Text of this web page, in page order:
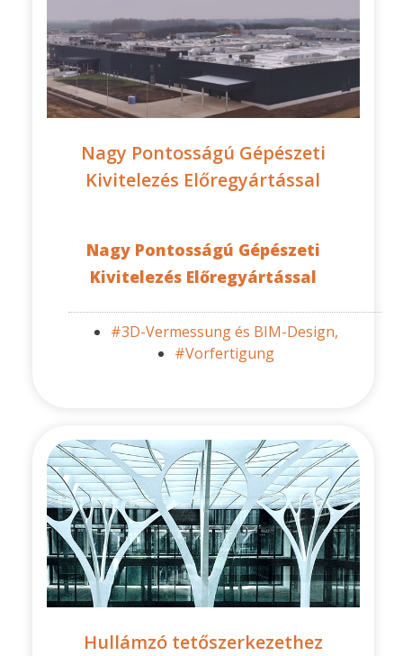
Nagy Pontosságú Gépészeti
Kivitelezés Előregyártással
Nagy Pontosságú Gépészeti
Kivitelezés Előregyártással
#3D-Vermessung és BIM-Design,
#Vorfertigung
Hullámzó tetőszerkezethez